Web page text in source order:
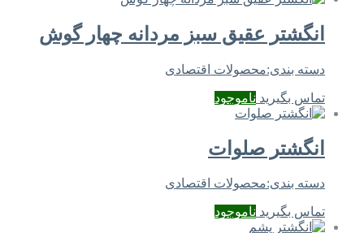
انگشتر عقیق سبز مردانه چهار گوش
دسته بندی:محصولات اقتصادی
تماس بگیرید ناموجود
انگشتر صلوات
دسته بندی:محصولات اقتصادی
تماس بگیرید ناموجود